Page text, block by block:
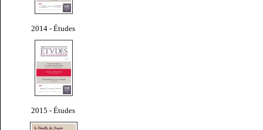
2014 - Études
2015 - Études